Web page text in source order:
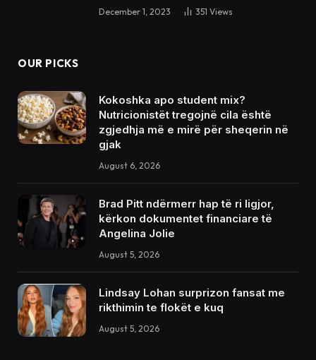
December 1, 2023 351 Views
OUR PICKS
Kokoshka apo student mix?
Nutricionistët tregojnë cila është
zgjedhja më e mirë për sheqerin në
gjak
August 6, 2026
Brad Pitt ndërmerr hap të ri ligjor,
kërkon dokumentet financiare të
Angelina Jolie
August 5, 2026
Lindsay Lohan surprizon fansat me
rikthimin te flokët e kuq
August 5, 2026